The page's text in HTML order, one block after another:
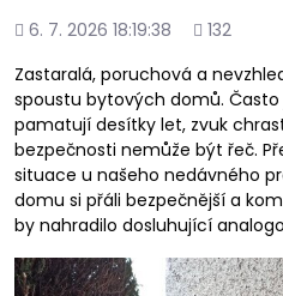
Přidáno
6. 7. 2026 18:19:38
Počet
132
Zastaralá, poruchová a
spoustu bytových domů.
pamatují desítky let, zvuk
bezpečnosti nemůže být řeč.
situace u našeho nedávného
domu si přáli bezpečnější a
by nahradilo dosluhující